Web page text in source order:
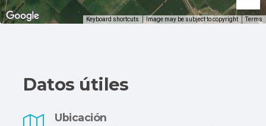
Keyboard shortcuts Image may be subject to copyright Terms
Datos útiles
Ubicación